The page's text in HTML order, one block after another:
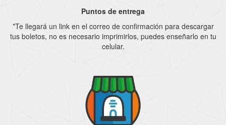
Puntos de entrega
*Te llegará un link en el correo de confirmación para descargar
tus boletos, no es necesario imprimirlos, puedes enseñarlo en tu
celular.